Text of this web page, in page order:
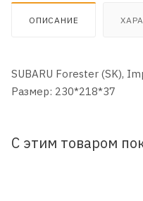
ОПИСАНИЕ
SUBARU Forester (SK),
Размер: 230*218*37
С этим товаром